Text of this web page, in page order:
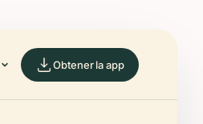
Obtener la app